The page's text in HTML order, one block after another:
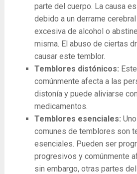
parte del cuerpo. La causa
debido a un derrame
excesiva de alcohol o
misma. El abuso de ciertas
causar este temblor.
Temblores distónicos:
comúnmente afecta a las
distonía y puede aliviarse
medicamentos.
Temblores esenciales:
comunes de temblores son
esenciales. Pueden ser
progresivos y comúnmente
sin embargo, otras partes